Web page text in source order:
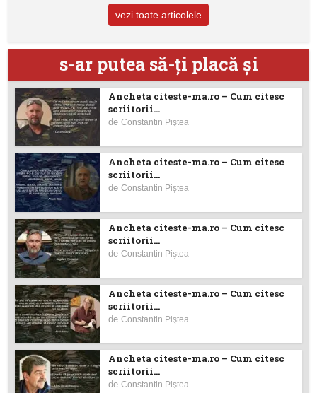
vezi toate articolele
s-ar putea să-ţi placă şi
Ancheta citeste-ma.ro – Cum citesc
scriitorii...
deConstantin Piştea
Ancheta citeste-ma.ro – Cum citesc
scriitorii...
deConstantin Piştea
Ancheta citeste-ma.ro – Cum citesc
scriitorii...
deConstantin Piştea
Ancheta citeste-ma.ro – Cum citesc
scriitorii...
deConstantin Piştea
Ancheta citeste-ma.ro – Cum citesc
scriitorii...
deConstantin Piştea